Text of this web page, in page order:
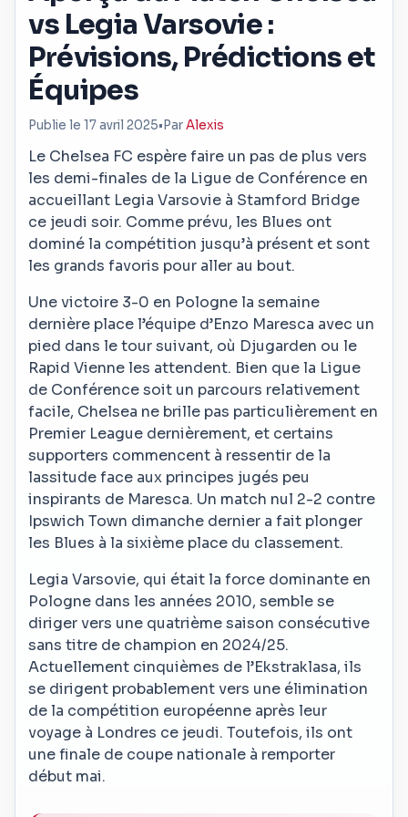
vs Legia Varsovie :
Prévisions, Prédictions et
Équipes
Publie le 17 avril 2025• ParAlexis
Le Chelsea FC espère faire un pas de plus vers
les demi-finales de la Ligue de Conférence en
accueillant Legia Varsovie à Stamford Bridge
ce jeudi soir. Comme prévu, les Blues ont
dominé la compétition jusqu’à présent et sont
les grands favoris pour aller au bout.
Une victoire 3-0 en Pologne la semaine
dernière place l’équipe d’Enzo Maresca avec un
pied dans le tour suivant, où Djugarden ou le
Rapid Vienne les attendent. Bien que la Ligue
de Conférence soit un parcours relativement
facile, Chelsea ne brille pas particulièrement en
Premier League dernièrement, et certains
supporters commencent à ressentir de la
lassitude face aux principes jugés peu
inspirants de Maresca. Un match nul 2-2 contre
Ipswich Town dimanche dernier a fait plonger
les Blues à la sixième place du classement.
Legia Varsovie, qui était la force dominante en
Pologne dans les années 2010, semble se
diriger vers une quatrième saison consécutive
sans titre de champion en 2024/25.
Actuellement cinquièmes de l’Ekstraklasa, ils
se dirigent probablement vers une élimination
de la compétition européenne après leur
voyage à Londres ce jeudi. Toutefois, ils ont
une finale de coupe nationale à remporter
début mai.